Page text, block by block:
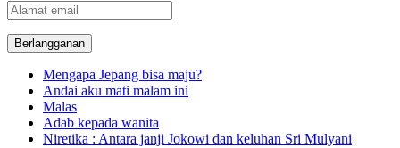
Alamat
email
Mengapa Jepang bisa maju?
Andai aku mati malam ini
Malas
Adab kepada wanita
Niretika : Antara janji Jokowi dan keluhan Sri Mulyani